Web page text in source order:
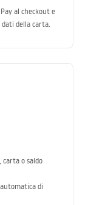
al checkout e
della carta.
carta o saldo
di